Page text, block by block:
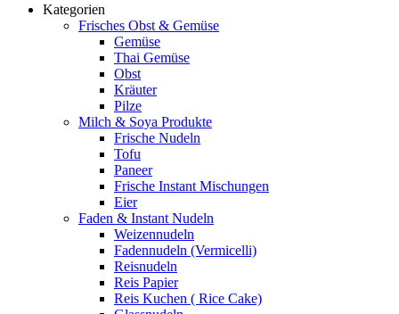
Kategorien
Frisches Obst & Gemüse
Gemüse
Thai Gemüse
Obst
Kräuter
Pilze
Milch & Soya Produkte
Frische Nudeln
Tofu
Paneer
Frische Instant Mischungen
Eier
Faden & Instant Nudeln
Weizennudeln
Fadennudeln (Vermicelli)
Reisnudeln
Reis Papier
Reis Kuchen ( Rice Cake)